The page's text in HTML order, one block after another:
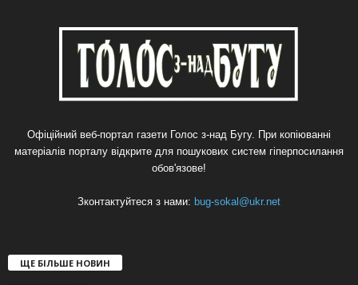
Офіційний веб-портал газети Голос з-над Бугу. При копіюванні
матеріалів порталу відкрите для пошукових систем гіперпосилання
обов'язове!
Зконтактуйтеся з нами: bug-sokal@ukr.net
ЩЕ БІЛЬШЕ НОВИН